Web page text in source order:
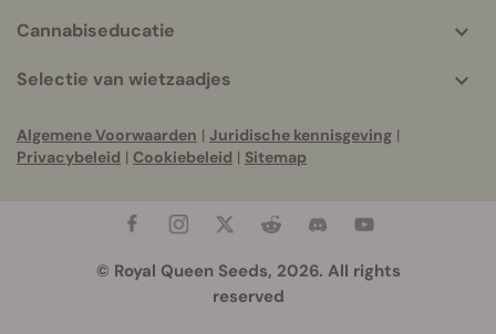
Cannabiseducatie
Selectie van wietzaadjes
Algemene Voorwaarden | Juridische kennisgeving |
Privacybeleid | Cookiebeleid | Sitemap
© Royal Queen Seeds, 2026. All rights
reserved